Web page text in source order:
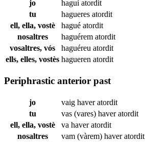
jo haguíatordit
tu
hagueres atordit
ell, ella, vostè
hagué atordit
nosaltres
haguérem atordit
vosaltres, vós
haguéreu atordit
ells, elles, vostès hagueren atordit
Periphrastic anterior past
jo vaig haveratordit
tu
vas (vares) haveratordit
ell, ella, vostè
va haveratordit
nosaltres
vam (vàrem) haveratordit